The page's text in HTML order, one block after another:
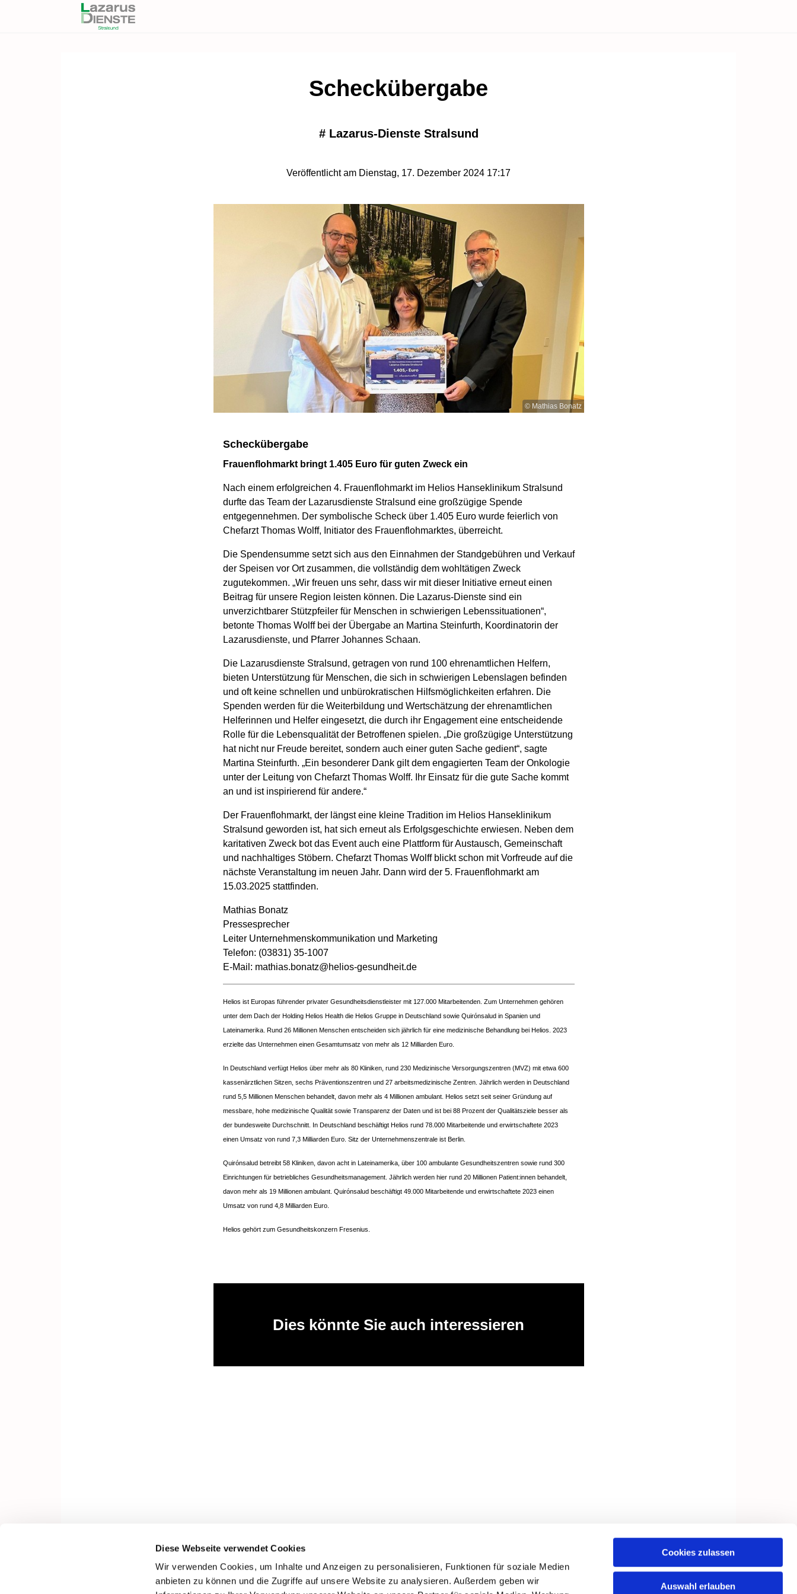
Diese Webseite verwendet Cookies
Wir verwenden Cookies, um Inhalte und Anzeigen zu personalisieren, Funktionen für soziale Medien
anbieten zu können und die Zugriffe auf unsere Website zu analysieren. Außerdem geben wir
Cookies zulassen
Auswahl erlauben
Scheckübergabe
# Lazarus-Dienste Stralsund
Veröffentlicht am Dienstag, 17. Dezember 2024 17:17
© Mathias Bonatz
Scheckübergabe
Frauenflohmarkt bringt 1.405 Euro für guten Zweck ein
Nach einem erfolgreichen 4. Frauenflohmarkt im Helios Hanseklinikum Stralsund
durfte das Team der Lazarusdienste Stralsund eine großzügige Spende
entgegennehmen. Der symbolische Scheck über 1.405 Euro wurde feierlich von
Chefarzt Thomas Wolff, Initiator des Frauenflohmarktes, überreicht.
Die Spendensumme setzt sich aus den Einnahmen der Standgebühren und Verkauf
der Speisen vor Ort zusammen, die vollständig dem wohltätigen Zweck
zugutekommen. „Wir freuen uns sehr, dass wir mit dieser Initiative erneut einen
Beitrag für unsere Region leisten können. Die Lazarus-Dienste sind ein
unverzichtbarer Stützpfeiler für Menschen in schwierigen Lebenssituationen“,
betonte Thomas Wolff bei der Übergabe an Martina Steinfurth, Koordinatorin der
Lazarusdienste, und Pfarrer Johannes Schaan.
Die Lazarusdienste Stralsund, getragen von rund 100 ehrenamtlichen Helfern,
bieten Unterstützung für Menschen, die sich in schwierigen Lebenslagen befinden
und oft keine schnellen und unbürokratischen Hilfsmöglichkeiten erfahren. Die
Spenden werden für die Weiterbildung und Wertschätzung der ehrenamtlichen
Helferinnen und Helfer eingesetzt, die durch ihr Engagement eine entscheidende
Rolle für die Lebensqualität der Betroffenen spielen. „Die großzügige Unterstützung
hat nicht nur Freude bereitet, sondern auch einer guten Sache gedient“, sagte
Martina Steinfurth. „Ein besonderer Dank gilt dem engagierten Team der Onkologie
unter der Leitung von Chefarzt Thomas Wolff. Ihr Einsatz für die gute Sache kommt
an und ist inspirierend für andere.“
Der Frauenflohmarkt, der längst eine kleine Tradition im Helios Hanseklinikum
Stralsund geworden ist, hat sich erneut als Erfolgsgeschichte erwiesen. Neben dem
karitativen Zweck bot das Event auch eine Plattform für Austausch, Gemeinschaft
und nachhaltiges Stöbern. Chefarzt Thomas Wolff blickt schon mit Vorfreude auf die
nächste Veranstaltung im neuen Jahr. Dann wird der 5. Frauenflohmarkt am
15.03.2025 stattfinden.
Mathias Bonatz
Pressesprecher
Leiter Unternehmenskommunikation und Marketing
Telefon: (03831) 35-1007
E-Mail: mathias.bonatz@helios-gesundheit.de
Helios ist Europas führender privater Gesundheitsdienstleister mit 127.000 Mitarbeitenden. Zum Unternehmen gehören
unter dem Dach der Holding Helios Health die Helios Gruppe in Deutschland sowie Quirónsalud in Spanien und
Lateinamerika. Rund 26 Millionen Menschen entscheiden sich jährlich für eine medizinische Behandlung bei Helios. 2023
erzielte das Unternehmen einen Gesamtumsatz von mehr als 12 Milliarden Euro.
In Deutschland verfügt Helios über mehr als 80 Kliniken, rund 230 Medizinische Versorgungszentren (MVZ) mit etwa 600
kassenärztlichen Sitzen, sechs Präventionszentren und 27 arbeitsmedizinische Zentren. Jährlich werden in Deutschland
rund 5,5 Millionen Menschen behandelt, davon mehr als 4 Millionen ambulant. Helios setzt seit seiner Gründung auf
messbare, hohe medizinische Qualität sowie Transparenz der Daten und ist bei 88 Prozent der Qualitätsziele besser als
der bundesweite Durchschnitt. In Deutschland beschäftigt Helios rund 78.000 Mitarbeitende und erwirtschaftete 2023
einen Umsatz von rund 7,3 Milliarden Euro. Sitz der Unternehmenszentrale ist Berlin.
Quirónsalud betreibt 58 Kliniken, davon acht in Lateinamerika, über 100 ambulante Gesundheitszentren sowie rund 300
Einrichtungen für betriebliches Gesundheitsmanagement. Jährlich werden hier rund 20 Millionen Patient:innen behandelt,
davon mehr als 19 Millionen ambulant. Quirónsalud beschäftigt 49.000 Mitarbeitende und erwirtschaftete 2023 einen
Umsatz von rund 4,8 Milliarden Euro.
Helios gehört zum Gesundheitskonzern Fresenius.
Dies könnte Sie auch interessieren